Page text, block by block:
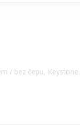
/ bez čepu, Keystone.